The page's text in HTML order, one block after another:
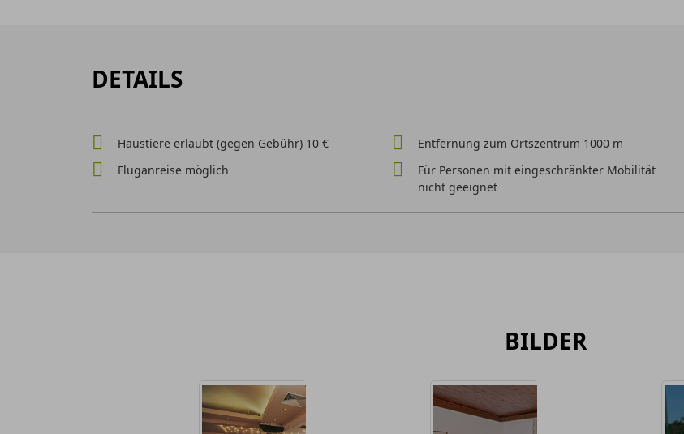
DETAILS
Haustiere erlaubt (gegen Gebühr) 10 € Entfernung zum Ortszentrum 1000 m
Fluganreise möglich
Für Personen mit eingeschränkter Mobilität
nicht geeignet
BILDER